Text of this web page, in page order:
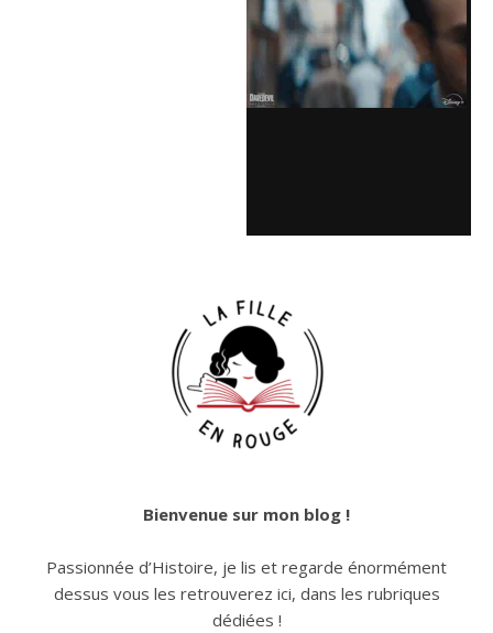
Bienvenue sur mon blog !
Passionnée d’Histoire, je lis et regarde énormément
dessus vous les retrouverez ici, dans les rubriques
dédiées !